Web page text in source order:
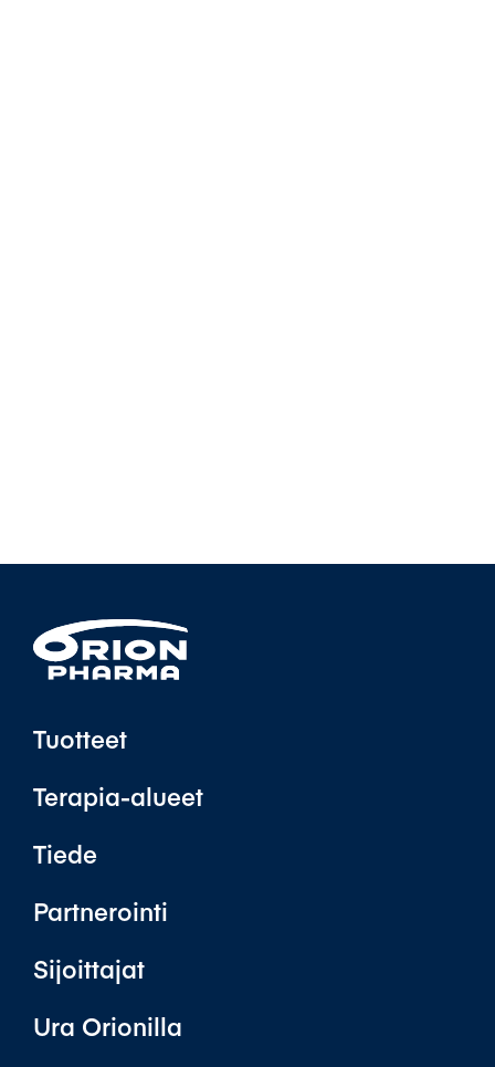
Tuotteet
Terapia-alueet
Tiede
Partnerointi
Sijoittajat
Ura Orionilla